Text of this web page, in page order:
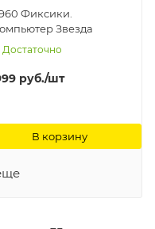
Фиксики.
Звезда
Достаточно
руб./шт
В корзину